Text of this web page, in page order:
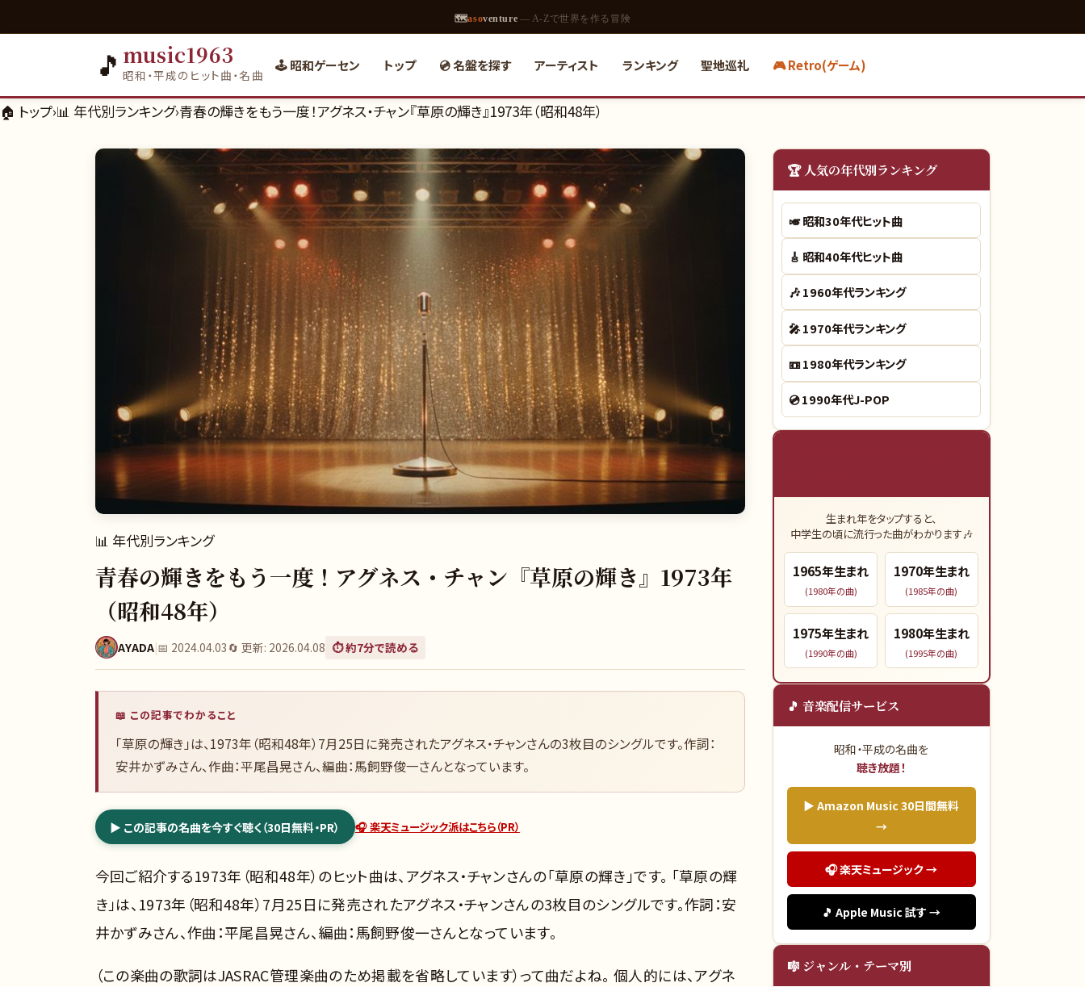
🗺asoventure — A-Zで世界を作る冒険
🎵 music1963
昭和・平成のヒット曲・名曲
🕹️ 昭和ゲーセン トップ 💿 名盤を探す アーティスト ランキング 聖地巡礼 🎮 Retro(ゲーム)
🏠 トップ›📊 年代別ランキング›青春の輝きをもう一度！アグネス・チャン『草原の輝き』1973年（昭和48年）
📊 年代別ランキング
青春の輝きをもう一度！アグネス・チャン『草原の輝き』1973年
（昭和48年）
AYADA|📅 2024.04.03🔄 更新: 2026.04.08 ⏱️ 約7分で読める
📖 この記事でわかること
「草原の輝き」は、1973年（昭和48年）7月25日に発売されたアグネス・チャンさんの3枚目のシングルです。作詞：
安井かずみさん、作曲：平尾昌晃さん、編曲：馬飼野俊一さんとなっています。
▶ この記事の名曲を今すぐ聴く（30日無料・PR） 🎧 楽天ミュージック派はこちら（PR）
今回ご紹介する1973年（昭和48年）のヒット曲は、アグネス・チャンさんの「草原の輝き」です。 「草原の輝
き」は、1973年（昭和48年）7月25日に発売されたアグネス・チャンさんの3枚目のシングルです。作詞：安
井かずみさん、作曲：平尾昌晃さん、編曲：馬飼野俊一さんとなっています。
（この楽曲の歌詞はJASRAC管理楽曲のため掲載を省略しています）って曲だよね。 個人的には、アグネ
🏆 人気の年代別ランキング
🎺昭和30年代ヒット曲
🎸 昭和40年代ヒット曲
🎶1960年代ランキング
🎤1970年代ランキング
📼1980年代ランキング
💿1990年代J-POP
生まれ年をタップすると、
中学生の頃に流行った曲がわかります🎶
1965年生まれ
(1980年の曲)
1970年生まれ
(1985年の曲)
1975年生まれ
(1990年の曲)
1980年生まれ
(1995年の曲)
🎵 音楽配信サービス
昭和・平成の名曲を
聴き放題！
▶ Amazon Music 30日間無料
→
🎧 楽天ミュージック →
🎵 Apple Music 試す →
🎼 ジャンル・テーマ別